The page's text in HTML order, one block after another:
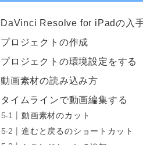
DaVinci Resolve for iPadの入
プロジェクトの作成
プロジェクトの環境設定をする
動画素材の読み込み方
タイムラインで動画編集する
動画素材のカット
進むと戻るのショートカット